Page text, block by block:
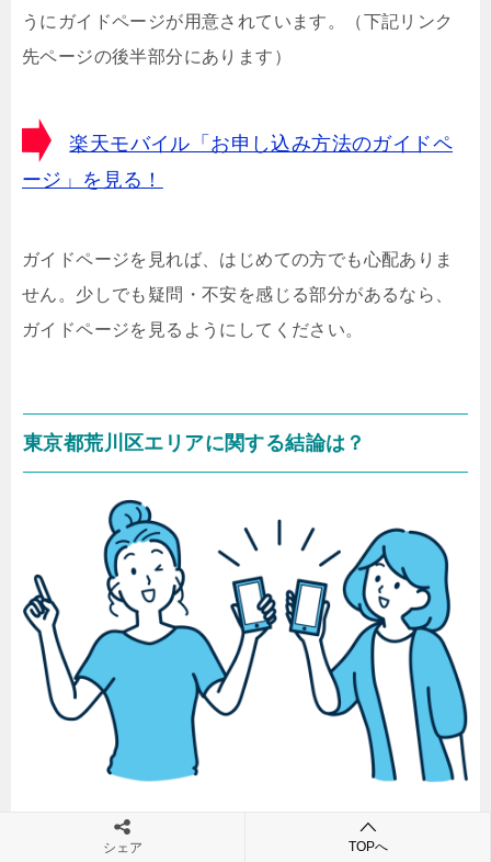
うにガイドページが用意されています。（下記リンク
先ページの後半部分にあります）
楽天モバイル「お申し込み方法のガイドペ
ージ」を見る！
ガイドページを見れば、はじめての方でも心配ありま
せん。少しでも疑問・不安を感じる部分があるなら、
ガイドページを見るようにしてください。
東京都荒川区エリアに関する結論は？
では最後になりましたが、本記事で書いた内容をまと
シェア TOPへ